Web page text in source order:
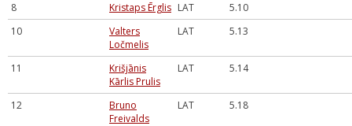
8 Kristaps Ērglis LAT
5.10
10
Valters
Ločmelis
LAT 5.13
11
Krišjānis
Kārlis Prulis
LAT 5.14
12
Bruno
Freivalds
LAT 5.18